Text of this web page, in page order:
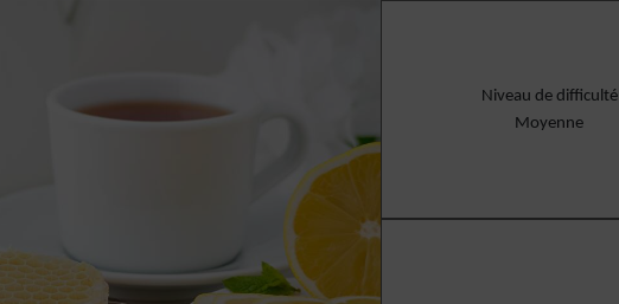
Niveau de difficulté
Moyenne